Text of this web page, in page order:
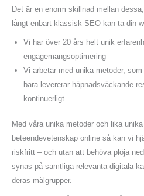
Det är en enorm skillnad mellan
långt enbart klassisk SEO kan ta din
Vi har över 20 års helt unik
engagemangsoptimering
Vi arbetar med unika metoder,
bara levererar häpnadsväckande
kontinuerligt
Med våra unika metoder och lika
beteendevetenskap online så kan vi
riskfritt – och utan att behöva plöja
synas på samtliga relevanta digitala
deras målgrupper.